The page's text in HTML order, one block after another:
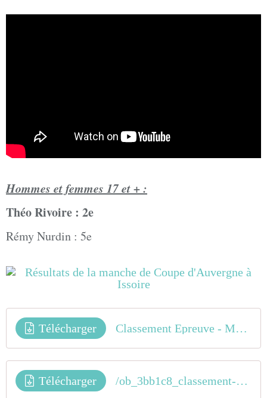
Hommes et femmes 17 et + :
Théo Rivoire : 2e
Rémy Nurdin : 5e
Télécharger Classement Epreuve - M4 ISSOIRE
Télécharger /ob_3bb1c8_classement-general-apres-m4-issoire